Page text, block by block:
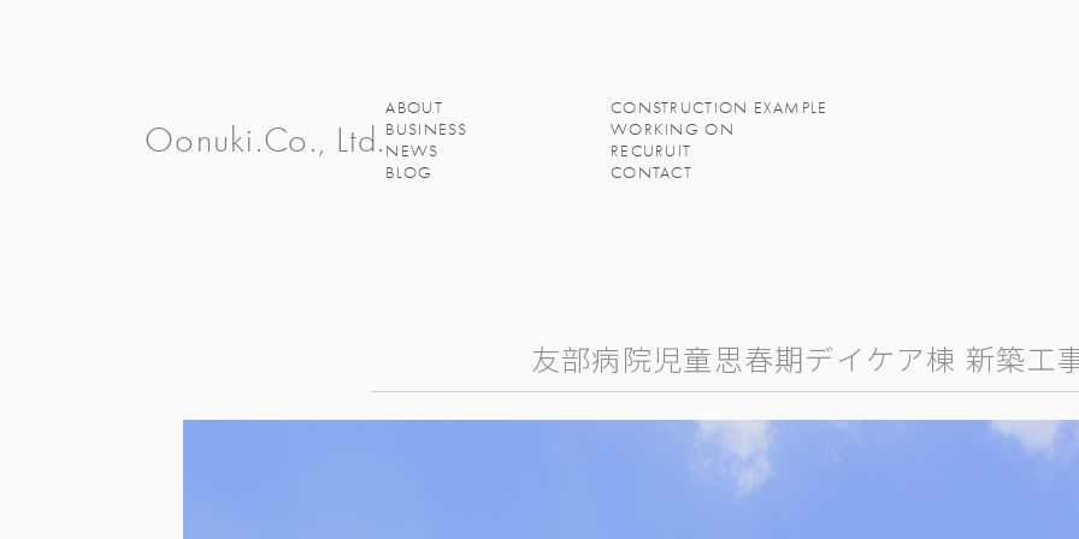
Oonuki.Co., Ltd.
ABOUT
CONSTRUCTION EXAMPLE
BUSINESS
WORKING ON
NEWS
RECURUIT
BLOG
CONTACT
友部病院児童思春期デイケア棟 新築工